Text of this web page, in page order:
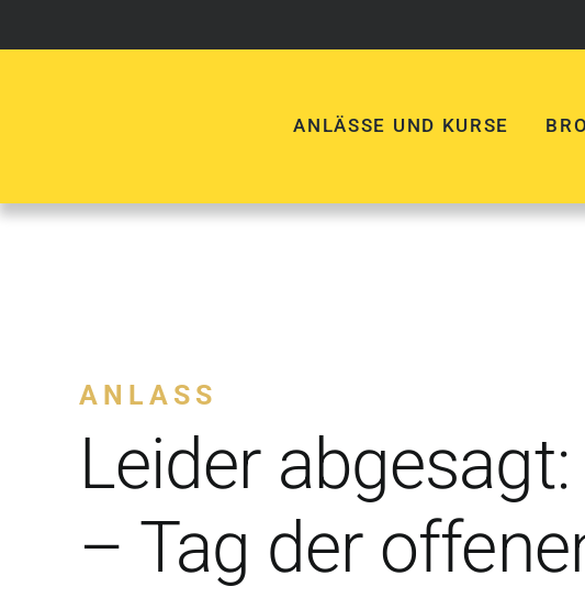
to
ANLÄSSE UND KURSE
ANLASS
Leider
– Tag der